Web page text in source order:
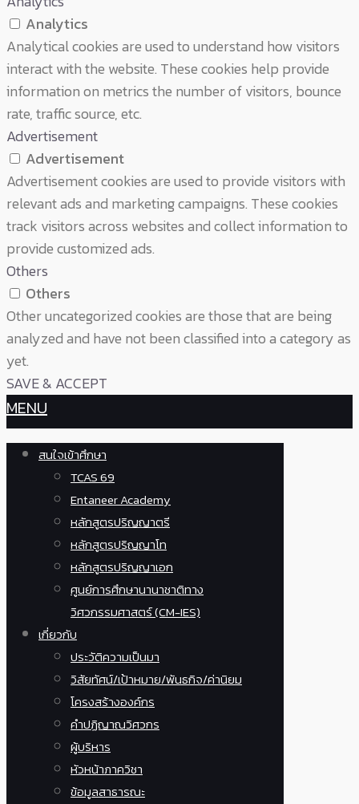
Analytics
Analytical cookies are used to understand how visitors
interact with the website. These cookies help provide
information on metrics the number of visitors, bounce
rate, traffic source, etc.
Advertisement
Advertisement
Advertisement cookies are used to provide visitors with
relevant ads and marketing campaigns. These cookies
track visitors across websites and collect information to
provide customized ads.
Others
Others
Other uncategorized cookies are those that are being
analyzed and have not been classified into a category as
yet.
SAVE & ACCEPT
MENU
สนใจเข้าศึกษา
TCAS 69
Entaneer Academy
หลักสูตรปริญญาตรี
หลักสูตรปริญญาโท
หลักสูตรปริญญาเอก
ศูนย์การศึกษานานาชาติทาง
วิศวกรรมศาสตร์ (CM-IES)
เกี่ยวกับ
ประวัติความเป็นมา
วิสัยทัศน์/เป้าหมาย/พันธกิจ/ค่านิยม
โครงสร้างองค์กร
คำปฏิญาณวิศวกร
ผู้บริหาร
หัวหน้าภาควิชา
ข้อมูลสาธารณะ